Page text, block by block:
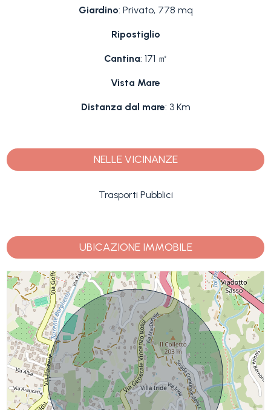
Giardino: Privato, 778 mq
Ripostiglio
Cantina: 171 ㎡
Vista Mare
Distanza dal mare: 3 Km
NELLE VICINANZE
Trasporti Pubblici
UBICAZIONE IMMOBILE